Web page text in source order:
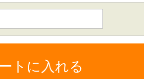
トに入れる